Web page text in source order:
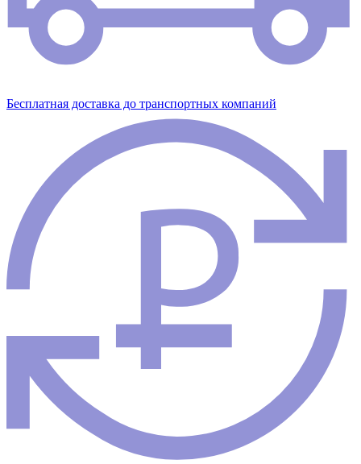
Бесплатная доставка до транспортных компаний